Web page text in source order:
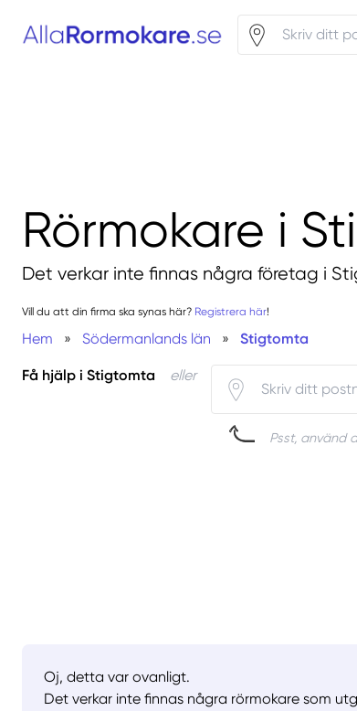
Rörmokare i
Det verkar inte finnas några företag i
Vill du att din firma ska synas här? Registrera här!
Hem » Södermanlands län » Stigtomta
Få hjälp i Stigtomta eller
Psst, använd
Oj, detta var ovanligt.
Det verkar inte finnas några rörmokare som